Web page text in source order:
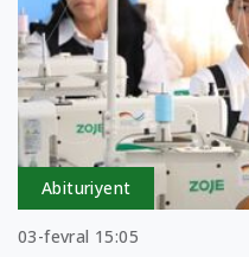
Abituriyent
03-fevral 15:05